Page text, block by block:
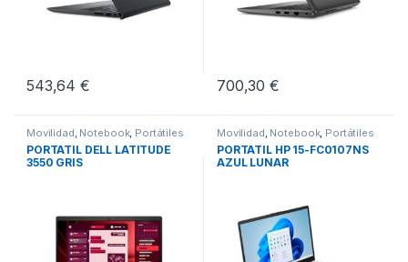
543,64€ 700,30€
Movilidad, Notebook, Portátiles
PORTATIL DELL LATITUDE
3550 GRIS
Movilidad, Notebook, Portátiles
PORTATIL HP 15-FC0107NS
AZUL LUNAR